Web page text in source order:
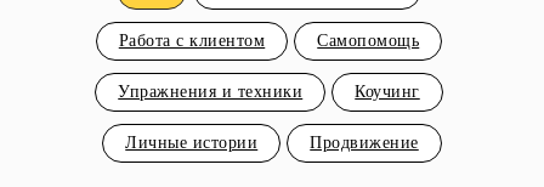
Работа с клиентом Самопомощь
Упражнения и техники Коучинг
Личные истории Продвижение